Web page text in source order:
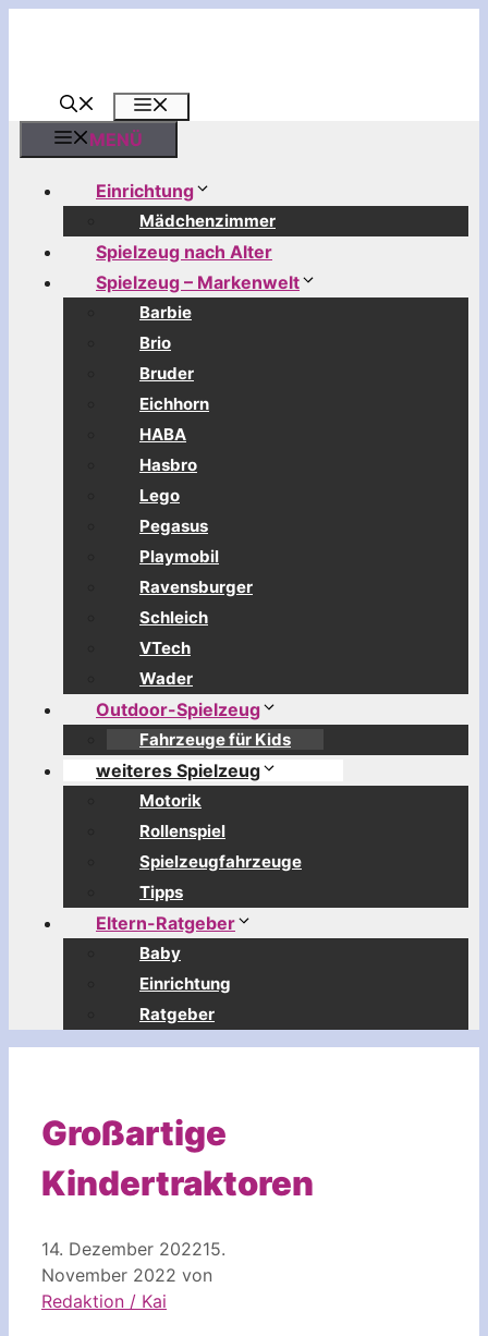
MENÜ
Einrichtung
Mädchenzimmer
Spielzeug nach Alter
Spielzeug – Markenwelt
Barbie
Brio
Bruder
Eichhorn
HABA
Hasbro
Lego
Pegasus
Playmobil
Ravensburger
Schleich
VTech
Wader
Outdoor-Spielzeug
Fahrzeuge für Kids
weiteres Spielzeug
Motorik
Rollenspiel
Spielzeugfahrzeuge
Tipps
Eltern-Ratgeber
Baby
Einrichtung
Ratgeber
Großartige
Kindertraktoren
14. Dezember 202215.
November 2022 von
Redaktion / Kai